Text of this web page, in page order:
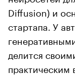
Diffusion) и
стартапа. У
делится
практическим